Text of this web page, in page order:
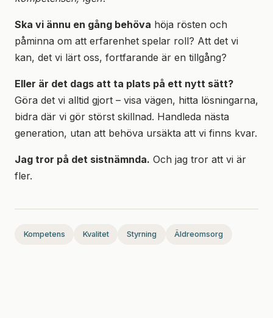
Ska vi ännu en gång behöva höja rösten och
påminna om att erfarenhet spelar roll? Att det vi
kan, det vi lärt oss, fortfarande är en tillgång?
Eller är det dags att ta plats på ett nytt sätt?
Göra det vi alltid gjort – visa vägen, hitta lösningarna,
bidra där vi gör störst skillnad. Handleda nästa
generation, utan att behöva ursäkta att vi finns kvar.
Jag tror på det sistnämnda. Och jag tror att vi är
fler.
Kompetens Kvalitet Styrning Äldreomsorg